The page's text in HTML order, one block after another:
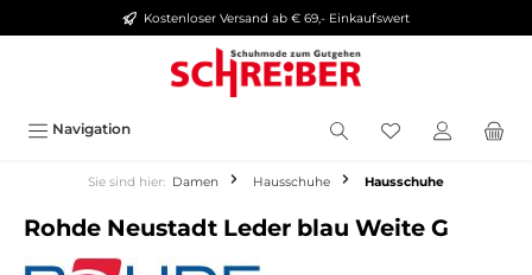
springen Kostenloser Versand ab € 69,- Einkaufswert
Navigation
Sie sind hier: Damen Hausschuhe Hausschuhe
Rohde Neustadt Leder blau Weite G